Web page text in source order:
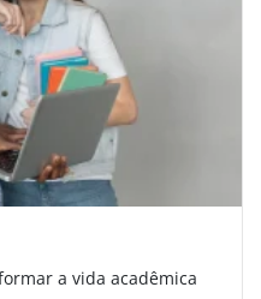
a vida acadêmica